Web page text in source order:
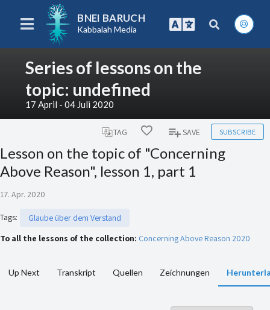
BNEI BARUCH
Kabbalah Media
Series of lessons on the
topic: undefined
17 April - 04 Juli 2020
TAG SAVE SUBSCRIBE
Lesson on the topic of "Concerning
Above Reason", lesson 1, part 1
17. Apr. 2020
Tags:
Glaube über dem Verstand
To all the lessons of the collection: Concerning Above Reason 2020
Up Next Transkript Quellen Zeichnungen